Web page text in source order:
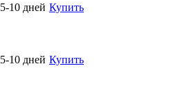
5-10 дней Купить
5-10 дней Купить